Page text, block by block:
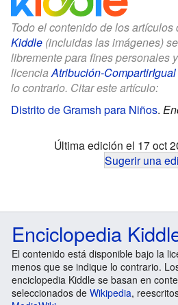
Todo el contenido de los artículos
Kiddle (incluidas las imágenes)
libremente para fines personales
licenciaAtribución-CompartirIgual
lo contrario. Citar este artículo:
Distrito de Gramsh para Niños.
Última edición el 17 oct
Sugerir una
Enciclopedia
El contenido está disponible bajo la
menos que se indique lo contrario.
enciclopedia Kiddle se basan en
seleccionados de Wikipedia,